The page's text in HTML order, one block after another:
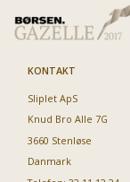
KONTAKT
Sliplet ApS
Knud Bro Alle 7G
3660 Stenløse
Danmark